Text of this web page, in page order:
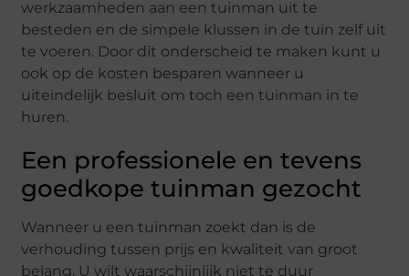
werkzaamheden aan een tuinman uit te
besteden en de simpele klussen in de tuin zelf uit
te voeren. Door dit onderscheid te maken kunt u
ook op de kosten besparen wanneer u
uiteindelijk besluit om toch een tuinman in te
huren.
Een professionele en tevens
goedkope tuinman gezocht
Wanneer u een tuinman zoekt dan is de
verhouding tussen prijs en kwaliteit van groot
belang. U wilt waarschijnlijk niet te duur